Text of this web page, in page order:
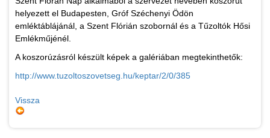
helyezett el Budapesten, Gróf Széchenyi Ödön
emléktáblájánál, a Szent Flórián szobornál és a Tűzoltók Hősi
Emlékműjénél.
A koszorúzásról készült képek a galériában megtekinthetők:
http://www.tuzoltoszovetseg.hu/keptar/2/0/385
Vissza